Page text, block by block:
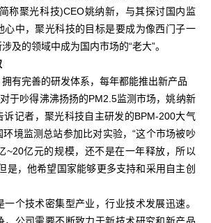
称聚光科技)CEO姚纳新，与其探讨国内监
心中，聚光科技的目标是要成为像西门子一
及的领域中成为国内市场的“老大”。
完善的研发体系，每年都能推出新产品
吵得沸沸扬扬的PM2.5监测市场，姚纳新
诉记者，聚光科技自主研发的BPM-200大气
境监测总站参加比对实验，“这个市场被吵
~20亿元的规模，还不是在一年释放，所以
是，他希望国家能够更多支持和采用自主创
技术密集型产业，行业技术发展迅速。